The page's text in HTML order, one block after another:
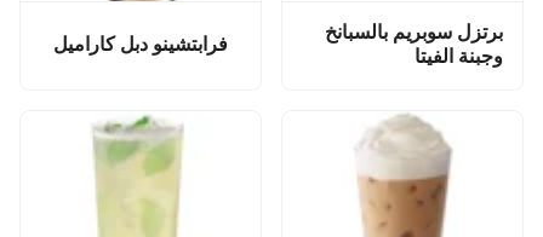
برتزل سوبريم بالسبانخ
وجبنة الفيتا
فرابتشينو دبل كاراميل